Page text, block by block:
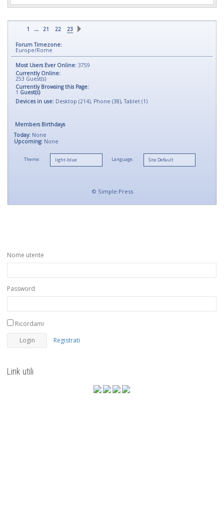
1 ... 21 22 23
Forum Timezone:
Europe/Rome
Most Users Ever Online: 3759
Currently Online:
253 Guest(s)
Currently Browsing this Page:
1 Guest(s)
Devices in use: Desktop (214), Phone (38), Tablet (1)
Members Birthdays
Today: None
Upcoming: None
Theme: Language:
© Simple:Press
Nome utente
Password
Ricordami
Registrati
Link utili